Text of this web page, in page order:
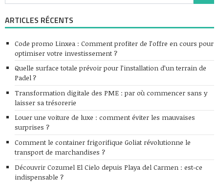
ARTICLES RÉCENTS
Code promo Linxea : Comment profiter de l’offre en cours pour
optimiser votre investissement ?
Quelle surface totale prévoir pour l’installation d’un terrain de
Padel ?
Transformation digitale des PME : par où commencer sans y
laisser sa trésorerie
Louer une voiture de luxe : comment éviter les mauvaises
surprises ?
Comment le container frigorifique Goliat révolutionne le
transport de marchandises ?
Découvrir Cozumel El Cielo depuis Playa del Carmen : est-ce
indispensable ?